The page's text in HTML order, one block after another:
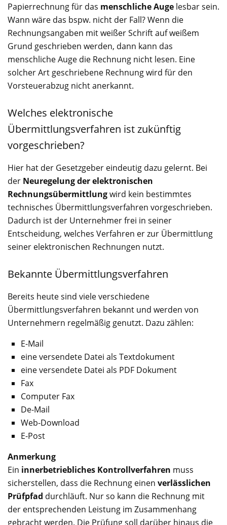
Papierrechnung für das menschliche Auge lesbar sein.
Wann wäre das bspw. nicht der Fall? Wenn die
Rechnungsangaben mit weißer Schrift auf weißem
Grund geschrieben werden, dann kann das
menschliche Auge die Rechnung nicht lesen. Eine
solcher Art geschriebene Rechnung wird für den
Vorsteuerabzug nicht anerkannt.
Welches elektronische
Übermittlungsverfahren ist zukünftig
vorgeschrieben?
Hier hat der Gesetzgeber eindeutig dazu gelernt. Bei
der Neuregelung der elektronischen
Rechnungsübermittlungwird kein bestimmtes
technisches Übermittlungsverfahren vorgeschrieben.
Dadurch ist der Unternehmer frei in seiner
Entscheidung, welches Verfahren er zur Übermittlung
seiner elektronischen Rechnungen nutzt.
Bekannte Übermittlungsverfahren
Bereits heute sind viele verschiedene
Übermittlungsverfahren bekannt und werden von
Unternehmern regelmäßig genutzt. Dazu zählen:
E-Mail
eine versendete Datei als Textdokument
eine versendete Datei als PDF Dokument
Fax
Computer Fax
De-Mail
Web-Download
E-Post
Anmerkung
Ein innerbetriebliches Kontrollverfahren muss
sicherstellen, dass die Rechnung einen verlässlichen
Prüfpfad durchläuft. Nur so kann die Rechnung mit
der entsprechenden Leistung im Zusammenhang
gebracht werden. Die Prüfung soll darüber hinaus die